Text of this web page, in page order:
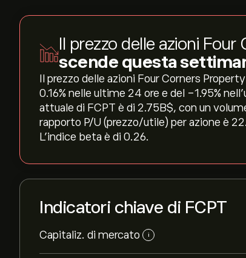
Il prezzo delle azioni
scende questa
Il prezzo delle azioni Four Corners
‎0.16‎% nelle ultime 24 ore e del ‎-1.95‎%
attuale di FCPT è di 2.75B‎$‎, con un
rapporto P/U (prezzo/utile) per azione è
L'indice beta è di 0.26.
Indicatori chiave di FCPT
Capitaliz. di mercato i